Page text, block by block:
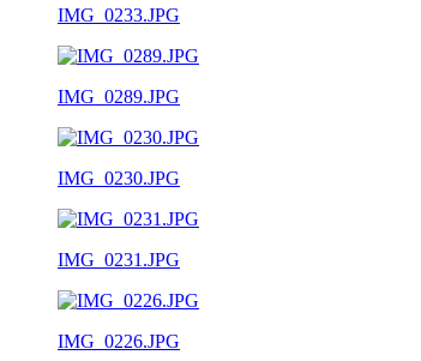
IMG_0233.JPG
IMG_0289.JPG
IMG_0230.JPG
IMG_0231.JPG
IMG_0226.JPG